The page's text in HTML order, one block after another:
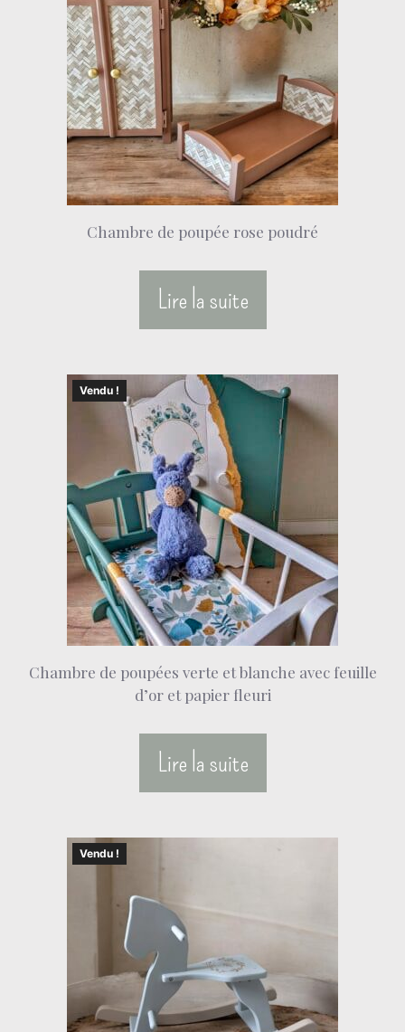
Chambre de poupée rose poudré
Lire la suite
Vendu !
Chambre de poupées verte et blanche avec feuille
d’or et papier fleuri
Lire la suite
Vendu !